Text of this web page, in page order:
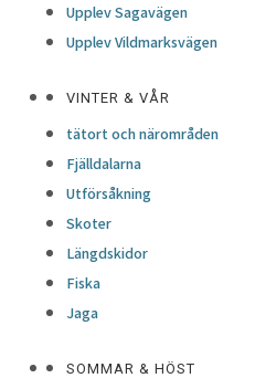
Upplev Sagavägen
Upplev Vildmarksvägen
VINTER & VÅR
tätort och närområden
Fjälldalarna
Utförsåkning
Skoter
Längdskidor
Fiska
Jaga
SOMMAR & HÖST